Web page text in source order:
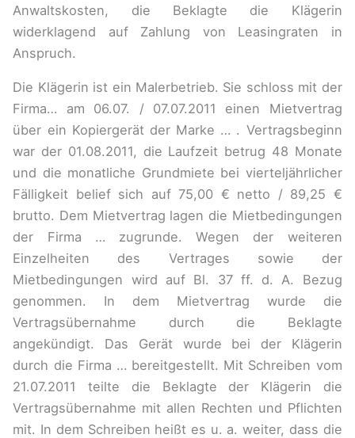
Anwaltskosten, die Beklagte die Klägerin
widerklagend auf Zahlung von Leasingraten in
Anspruch.
Die Klägerin ist ein Malerbetrieb. Sie schloss mit der
Firma… am 06.07. / 07.07.2011 einen Mietvertrag
über ein Kopiergerät der Marke … . Vertragsbeginn
war der 01.08.2011, die Laufzeit betrug 48 Monate
und die monatliche Grundmiete bei vierteljährlicher
Fälligkeit belief sich auf 75,00 € netto / 89,25 €
brutto. Dem Mietvertrag lagen die Mietbedingungen
der Firma … zugrunde. Wegen der weiteren
Einzelheiten des Vertrages sowie der
Mietbedingungen wird auf Bl. 37 ff. d. A. Bezug
genommen. In dem Mietvertrag wurde die
Vertragsübernahme durch die Beklagte
angekündigt. Das Gerät wurde bei der Klägerin
durch die Firma … bereitgestellt. Mit Schreiben vom
21.07.2011 teilte die Beklagte der Klägerin die
Vertragsübernahme mit allen Rechten und Pflichten
mit. In dem Schreiben heißt es u. a. weiter, dass die